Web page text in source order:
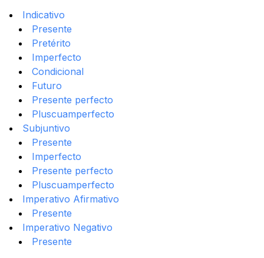
Indicativo
Presente
Pretérito
Imperfecto
Condicional
Futuro
Presente perfecto
Pluscuamperfecto
Subjuntivo
Presente
Imperfecto
Presente perfecto
Pluscuamperfecto
Imperativo Afirmativo
Presente
Imperativo Negativo
Presente